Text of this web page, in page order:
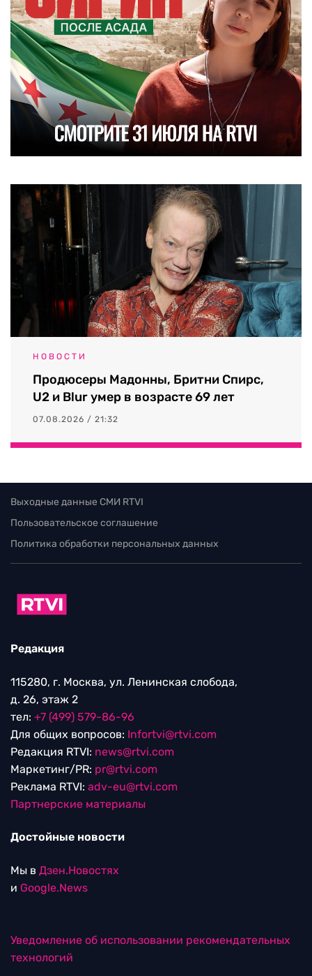
НОВОСТИ
Продюсеры Мадонны, Бритни Спирс,
U2 и Blur умер в возрасте 69 лет
07.08.2026 / 21:32
Выходные данные СМИ RTVI
Пользовательское соглашение
Политика обработки персональных данных
Редакция
115280, г. Москва, ул. Ленинская слобода,
д. 26, этаж 2
тел: +7 (499) 579-86-96
Для общих вопросов: Infortvi@rtvi.com
Редакция RTVI: news@rtvi.com
Маркетинг/PR: pr@rtvi.com
Реклама RTVI: adv-eu@rtvi.com
Партнерские материалы
Достойные новости
Мы в Дзен.Новостях
и Google.News
Уведомление об использовании рекомендательных
технологий